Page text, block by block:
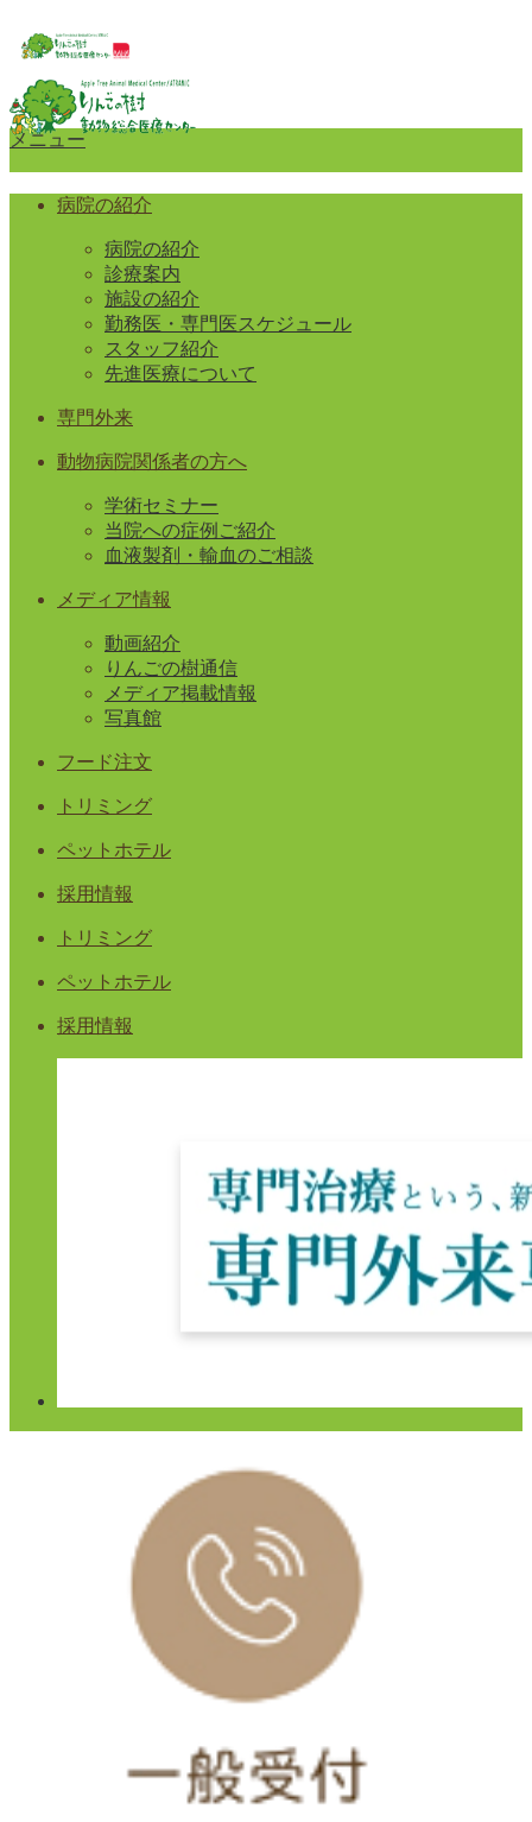
メニュー
病院の紹介
病院の紹介
診療案内
施設の紹介
勤務医・専門医スケジュール
スタッフ紹介
先進医療について
専門外来
動物病院関係者の方へ
学術セミナー
当院への症例ご紹介
血液製剤・輸血のご相談
メディア情報
動画紹介
りんごの樹通信
メディア掲載情報
写真館
フード注文
トリミング
ペットホテル
採用情報
トリミング
ペットホテル
採用情報